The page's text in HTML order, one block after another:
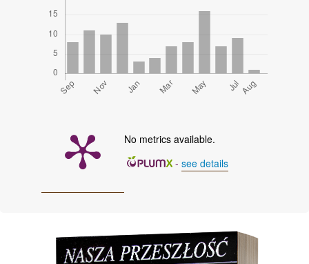
No metrics available.
- see details